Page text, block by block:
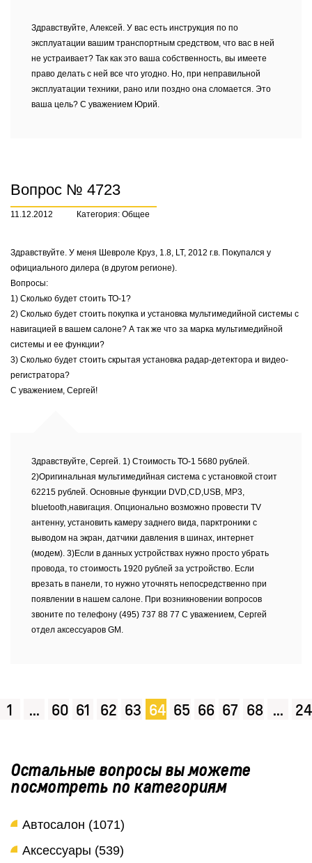
Здравствуйте, Алексей. У вас есть инструкция по по
эксплуатации вашим транспортным средством, что вас в ней
не устраивает? Так как это ваша собственность, вы имеете
право делать с ней все что угодно. Но, при неправильной
эксплуатации техники, рано или поздно она сломается. Это
ваша цель? С уважением Юрий.
Вопрос № 4723
11.12.2012 Категория: Общее
Здравствуйте. У меня Шевроле Круз, 1.8, LT, 2012 г.в. Покупался у
официального дилера (в другом регионе).
Вопросы:
1) Сколько будет стоить ТО-1?
2) Сколько будет стоить покупка и установка мультимедийной системы с
навигацией в вашем салоне? А так же что за марка мультимедийной
системы и ее функции?
3) Сколько будет стоить скрытая установка радар-детектора и видео-
регистратора?
С уважением, Сергей!
Здравствуйте, Сергей. 1) Стоимость ТО-1 5680 рублей.
2)Оригинальная мультимедийная система с установкой стоит
62215 рублей. Основные функции DVD,СD,USB, MP3,
bluetooth,навигация. Опционально возможно провести TV
антенну, установить камеру заднего вида, парктроники с
выводом на экран, датчики давления в шинах, интернет
(модем). 3)Если в данных устройствах нужно просто убрать
провода, то стоимость 1920 рублей за устройство. Если
врезать в панели, то нужно уточнять непосредственно при
появлении в нашем салоне. При возникновении вопросов
звоните по телефону (495) 737 88 77 С уважением, Сергей
отдел аксессуаров GM.
1 ... 60 61 62 63 64 65 66 67 68 ...
Остальные вопросы вы можете
посмотреть по категориям
Автосалон (1071)
Аксессуары (539)